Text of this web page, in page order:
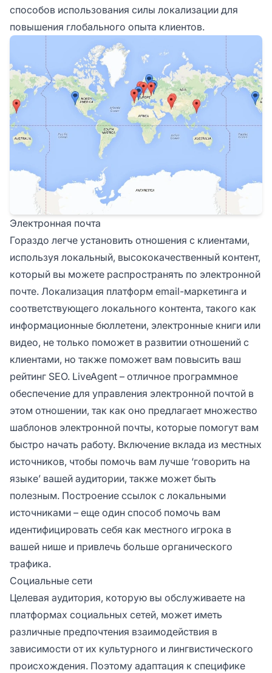
способов использования силы локализации для
повышения глобального опыта клиентов.
Электронная почта
Гораздо легче установить отношения с клиентами,
используя локальный, высококачественный контент,
который вы можете распространять по электронной
почте. Локализация платформ email-маркетинга и
соответствующего локального контента, такого как
информационные бюллетени, электронные книги или
видео, не только поможет в развитии отношений с
клиентами, но также поможет вам повысить ваш
рейтинг SEO. LiveAgent – отличное программное
обеспечение для управления электронной почтой в
этом отношении, так как оно предлагает множество
шаблонов электронной почты, которые помогут вам
быстро начать работу. Включение вклада из местных
источников, чтобы помочь вам лучше ‘говорить на
языке’ вашей аудитории, также может быть
полезным. Построение ссылок с локальными
источниками – еще один способ помочь вам
идентифицировать себя как местного игрока в
вашей нише и привлечь больше органического
трафика.
Социальные сети
Целевая аудитория, которую вы обслуживаете на
платформах социальных сетей, может иметь
различные предпочтения взаимодействия в
зависимости от их культурного и лингвистического
происхождения. Поэтому адаптация к специфике